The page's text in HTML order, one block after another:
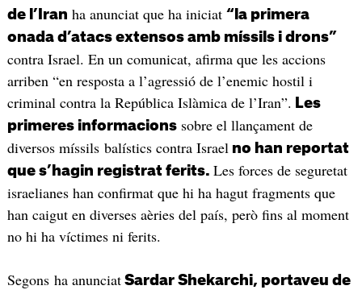
de l’Iran ha anunciat que ha iniciat “la primera
onada d’atacs extensos amb míssils i drons”
contra Israel. En un comunicat, afirma que les accions
arriben “en resposta a l’agressió de l’enemic hostil i
criminal contra la República Islàmica de l’Iran”. Les
primeres informacionssobre el llançament de
diversos míssils balístics contra Israel no han reportat
que s’hagin registrat ferits. Les forces de seguretat
israelianes han confirmat que hi ha hagut fragments que
han caigut en diverses aèries del país, però fins al moment
no hi ha víctimes ni ferits.
Segons ha anunciatSardar Shekarchi, portaveu de